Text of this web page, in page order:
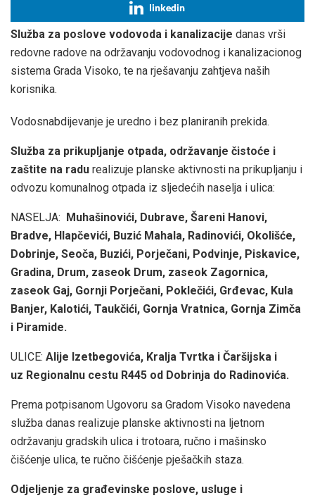
linkedin
Služba za poslove vodovoda i kanalizacije danas vrši
redovne radove na održavanju vodovodnog i kanalizacionog
sistema Grada Visoko, te na rješavanju zahtjeva naših
korisnika.
Vodosnabdijevanje je uredno i bez planiranih prekida.
Služba za prikupljanje otpada, održavanje čistoće i
zaštite na radu realizuje planske aktivnosti na prikupljanju i
odvozu komunalnog otpada iz sljedećih naselja i ulica:
NASELJA: Muhašinovići, Dubrave, Šareni Hanovi,
Bradve, Hlapčevići, Buzić Mahala, Radinovići, Okolišće,
Dobrinje, Seoča, Buzići, Porječani, Podvinje, Piskavice,
Gradina, Drum, zaseok Drum, zaseok Zagornica,
zaseok Gaj, Gornji Porječani, Poklečići, Grđevac, Kula
Banjer, Kalotići, Taukčići, Gornja Vratnica, Gornja Zimča
i Piramide.
ULICE: Alije Izetbegovića, Kralja Tvrtka i Čaršijska i
uz Regionalnu cestu R445 od Dobrinja do Radinovića.
Prema potpisanom Ugovoru sa Gradom Visoko navedena
služba danas realizuje planske aktivnosti na ljetnom
održavanju gradskih ulica i trotoara, ručno i mašinsko
čišćenje ulica, te ručno čišćenje pješačkih staza.
Odjeljenje za građevinske poslove, usluge i